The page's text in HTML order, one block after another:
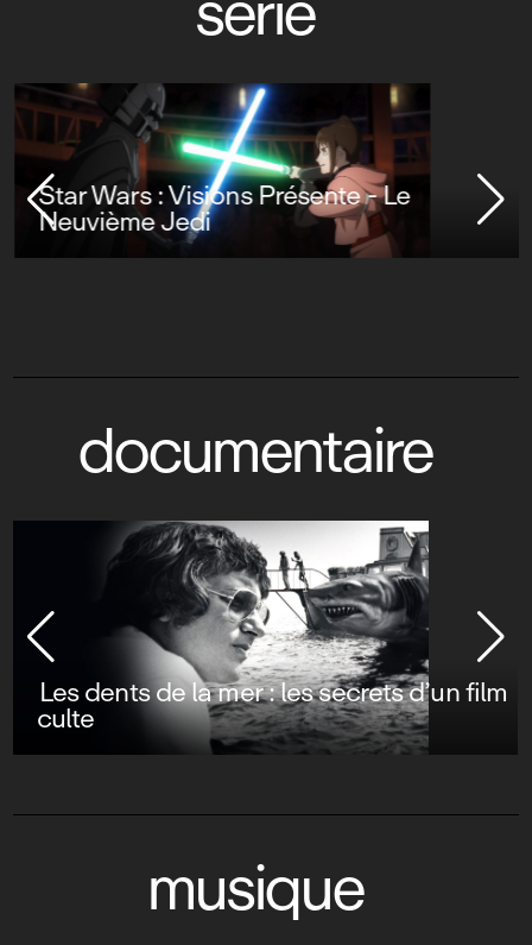
Star Wars : Visions Présente - Le
Neuvième Jedi
documentaire
Les dents de la mer : les secrets d’un film
culte
musique